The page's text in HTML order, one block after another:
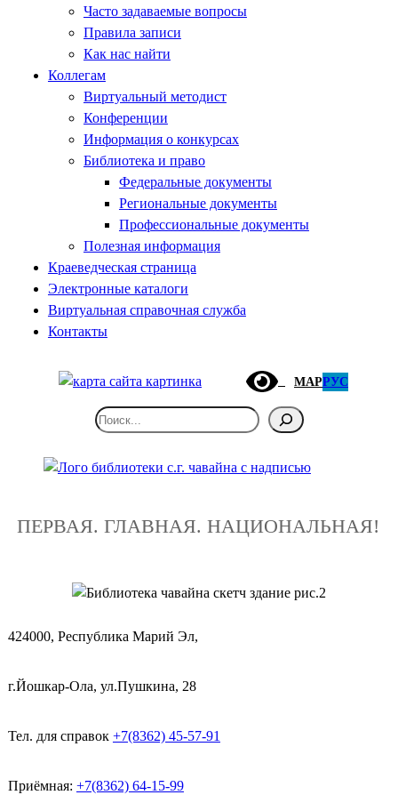
Часто задаваемые вопросы
Правила записи
Как нас найти
Коллегам
Виртуальный методист
Конференции
Информация о конкурсах
Библиотека и право
Федеральные документы
Региональные документы
Профессиональные документы
Полезная информация
Краеведческая страница
Электронные каталоги
Виртуальная справочная служба
Контакты
МАРРУС
Поиск
ПЕРВАЯ. ГЛАВНАЯ. НАЦИОНАЛЬНАЯ!
424000, Республика Марий Эл,
г.Йошкар-Ола, ул.Пушкина, 28
Тел. для справок +7(8362) 45-57-91
Приёмная: +7(8362) 64-15-99